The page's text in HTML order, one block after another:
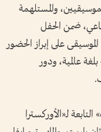
والمستلهمة
ضمن الحفل
على إبراز الحضور
عالمية، ودور
لـ«الأوركسترا